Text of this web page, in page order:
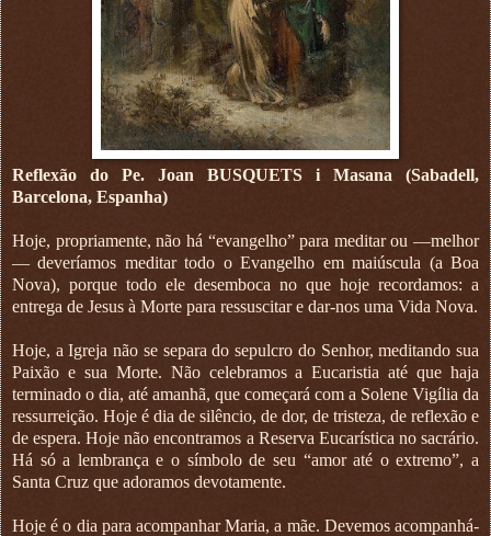
Reflexão do Pe. Joan BUSQUETS i Masana (Sabadell,
Barcelona, Espanha)
Hoje, propriamente, não há “evangelho” para meditar ou —melhor
— deveríamos meditar todo o Evangelho em maiúscula (a Boa
Nova), porque todo ele desemboca no que hoje recordamos: a
entrega de Jesus à Morte para ressuscitar e dar-nos uma Vida Nova.
Hoje, a Igreja não se separa do sepulcro do Senhor, meditando sua
Paixão e sua Morte. Não celebramos a Eucaristia até que haja
terminado o dia, até amanhã, que começará com a Solene Vigília da
ressurreição. Hoje é dia de silêncio, de dor, de tristeza, de reflexão e
de espera. Hoje não encontramos a Reserva Eucarística no sacrário.
Há só a lembrança e o símbolo de seu “amor até o extremo”, a
Santa Cruz que adoramos devotamente.
Hoje é o dia para acompanhar Maria, a mãe. Devemos acompanhá-